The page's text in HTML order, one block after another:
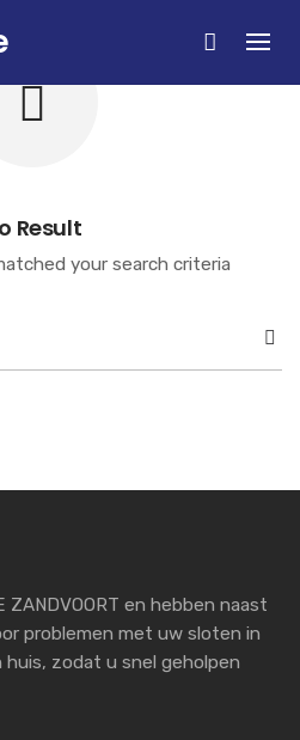
Result
your search criteria
ZANDVOORT en hebben naast
problemen met uw sloten in
huis, zodat u snel geholpen